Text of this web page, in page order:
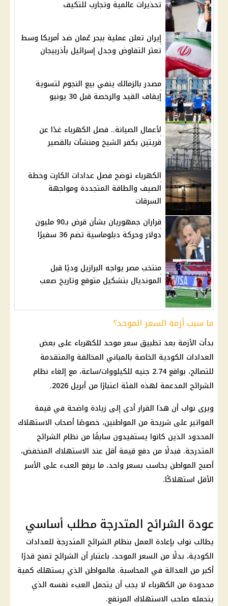
تحذيرات عالمية وتجارب للتكيف
إيران تعلن عملية ببحر عُمان ضد أمريكا وسط
تعثر التفاوض وجدل إسرائيل بأذربيجان
مصدر بالزمالك ينفي بيع النجوم لتسوية
إيقاف القيد والرخصة قبل 30 يونيو
لأعمال الصيانة.. فصل الكهرباء غدًا عن
قريتين بكفر الشيخ ومنشآت بالقصير
الكهرباء توضح فصل عدادات الكارت وخطة
الصيف والطاقة المتجددة ومواجهة
السرقات
قراران جمهوريان بشأن قرض بـ90 مليون
دولار وحركة دبلوماسية تضم 36 سفيرًا
منتخب مصر يواجه البرازيل وديًا قبل
المونديال بتشكيل متوقع وتاريخ صعب
ما سبب أزمة السعر الموحد؟
بدأت الأزمة بعد تطبيق سعر موحد للكهرباء على بعض
العدادات الكودية الخاصة بالمباني المخالفة والمتقدمة
للتصالح، بواقع 2.74 جنيه للكيلووات/ساعة، مع إلغاء
نظام
الشرائح المدعمة لهذه الفئة اعتبارًا من أبريل 2026.
ويرى نواب أن هذا القرار أدى إلى زيادة واضحة في قيمة
الفواتير على شريحة من المواطنين، خصوصًا أصحاب الاستهلاك
المحدود الذين كانوا يستفيدون سابقًا من نظام الشرائح
المتدرجة. فبدلًا من دفع قيمة أقل عند الاستهلاك المنخفض،
أصبح المواطن يحاسب بسعر واحد، ما يرفع العبء على الأسر
الأقل استهلاكًا.
عودة الشرائح المتدرجة مطلب أساسي
يطالب نواب بإعادة العمل بنظام الشرائح المتدرجة للعدادات
الكودية، بدلًا من السعر الموحد، باعتبار أن الشرائح تمنح قدرًا
أكبر من العدالة في المحاسبة. فالمواطن الذي يستهلك كمية
محدودة من الكهرباء لا يجب أن يتحمل العبء نفسه الذي
يتحمله صاحب الاستهلاك المرتفع.